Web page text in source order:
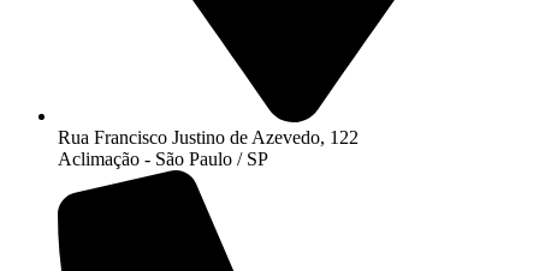
Rua Francisco Justino de Azevedo, 122
Aclimação - São Paulo / SP